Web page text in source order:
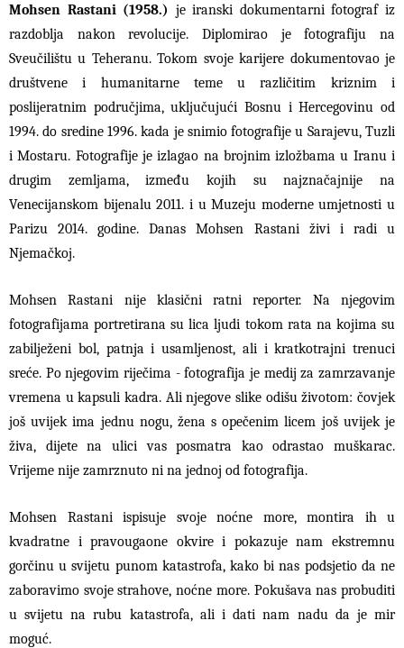
Mohsen Rastani (1958.) je iranski dokumentarni fotograf iz
razdoblja nakon revolucije. Diplomirao je fotografiju na
Sveučilištu u Teheranu. Tokom svoje karijere dokumentovao je
društvene i humanitarne teme u različitim kriznim i
poslijeratnim područjima, uključujući Bosnu i Hercegovinu od
1994. do sredine 1996. kada je snimio fotografije u Sarajevu, Tuzli
i Mostaru. Fotografije je izlagao na brojnim izložbama u Iranu i
drugim zemljama, između kojih su najznačajnije na
Venecijanskom bijenalu 2011. i u Muzeju moderne umjetnosti u
Parizu 2014. godine. Danas Mohsen Rastani živi i radi u
Njemačkoj.
Mohsen Rastani nije klasični ratni reporter. Na njegovim
fotografijama portretirana su lica ljudi tokom rata na kojima su
zabilježeni bol, patnja i usamljenost, ali i kratkotrajni trenuci
sreće. Po njegovim riječima - fotografija je medij za zamrzavanje
vremena u kapsuli kadra. Ali njegove slike odišu životom: čovjek
još uvijek ima jednu nogu, žena s opečenim licem još uvijek je
živa, dijete na ulici vas posmatra kao odrastao muškarac.
Vrijeme nije zamrznuto ni na jednoj od fotografija.
Mohsen Rastani ispisuje svoje noćne more, montira ih u
kvadratne i pravougaone okvire i pokazuje nam ekstremnu
gorčinu u svijetu punom katastrofa, kako bi nas podsjetio da ne
zaboravimo svoje strahove, noćne more. Pokušava nas probuditi
u svijetu na rubu katastrofa, ali i dati nam nadu da je mir
moguć.